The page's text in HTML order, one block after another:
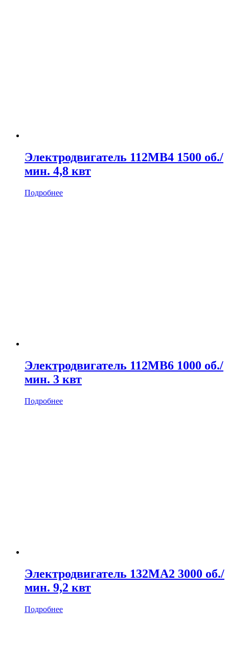
Электродвигатель 112MB4 1500 об./
мин. 4,8 квт
Подробнее
Электродвигатель 112MB6 1000 об./
мин. 3 квт
Подробнее
Электродвигатель 132MA2 3000 об./
мин. 9,2 квт
Подробнее